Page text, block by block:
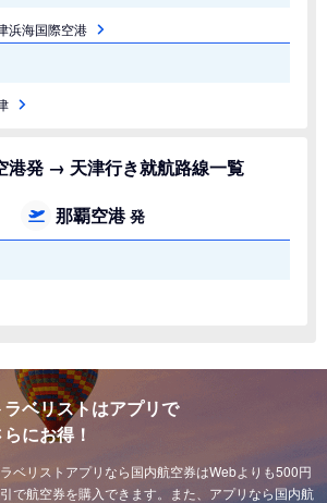
浜海国際空港
港発 → 天津行き就航路線一覧
那覇空港 発
ラベリストはアプリで
らにお得！
ラベリストアプリなら国内航空券はWebよりも500円
で航空券を購入できます。また、アプリなら国内航